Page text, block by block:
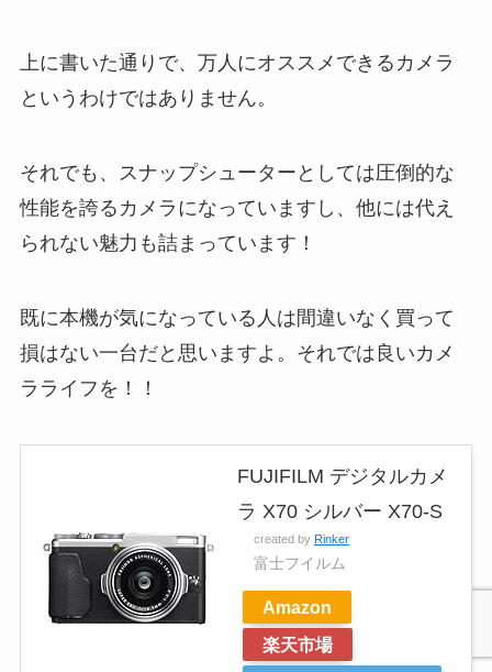
上に書いた通りで、万人にオススメできるカメラ
というわけではありません。
それでも、スナップシューターとしては圧倒的な
性能を誇るカメラになっていますし、他には代え
られない魅力も詰まっています！
既に本機が気になっている人は間違いなく買って
損はない一台だと思いますよ。それでは良いカメ
ラライフを！！
FUJIFILM デジタルカメ
ラ X70 シルバー X70-S
created by Rinker
富士フイルム
Amazon
楽天市場